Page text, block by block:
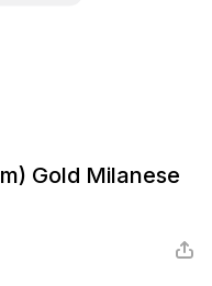
Gold Milanese